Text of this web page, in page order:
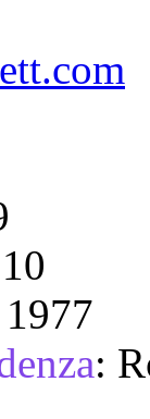
1977
: